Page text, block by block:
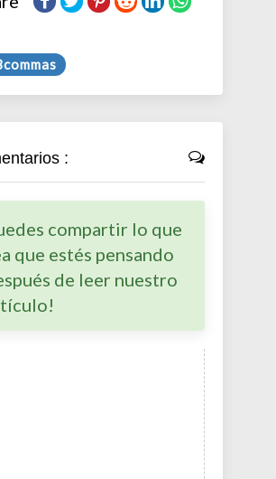
:
compartir lo que
que estés pensando
de leer nuestro